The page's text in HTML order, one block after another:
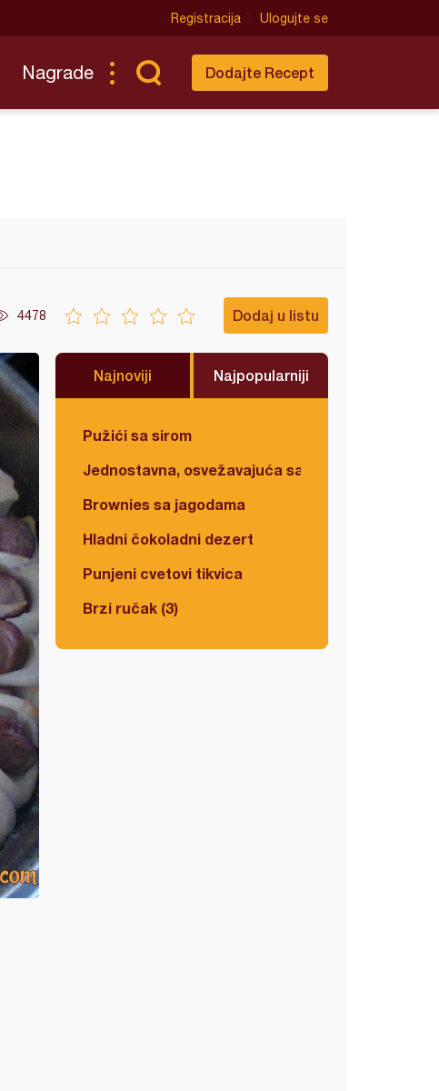
Registracija Ulogujte se
Nagrade Dodajte Recept
4478 Dodaj u listu
Najnoviji Najpopularniji
Pužići sa sirom
Jednostavna, osvežavajuća salata
Brownies sa jagodama
Hladni čokoladni dezert
Punjeni cvetovi tikvica
Brzi ručak (3)